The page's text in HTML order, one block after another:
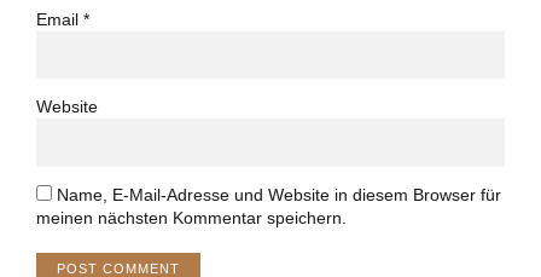
Email *
Website
Name, E-Mail-Adresse und Website in diesem Browser für
meinen nächsten Kommentar speichern.
POST COMMENT